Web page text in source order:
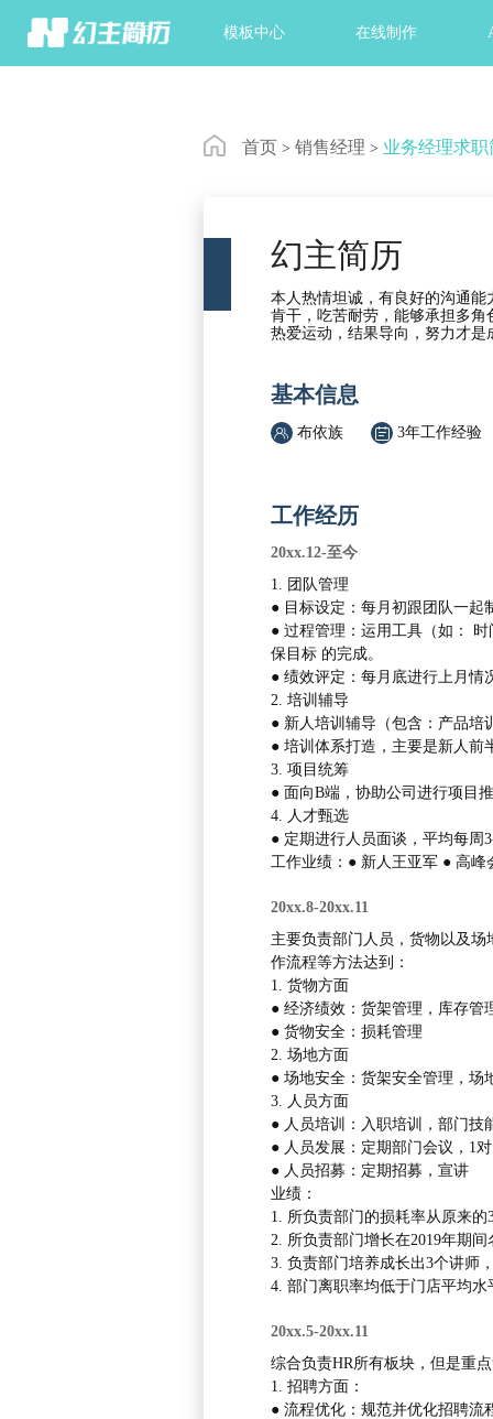
首页 模板中心 在线制作
首页 > 销售经理 > 业务经理求
幻主简历
本人热情坦诚，有良好的沟通
肯干，吃苦耐劳，能够承担多
热爱运动，结果导向，努力才是
基本信息
 布依族  3年工作经验
工作经历
20xx.12-至今
1. 团队管理
● 目标设定：每月初跟团队一起
● 过程管理：运用工具（如：
保目标 的完成。
● 绩效评定：每月底进行上月情
2. 培训辅导
● 新人培训辅导（包含：产品培
● 培训体系打造，主要是新人
3. 项目统筹
● 面向B端，协助公司进行项目
4. 人才甄选
● 定期进行人员面谈，平均每周
工作业绩：● 新人王亚军 ● 高
20xx.8-20xx.11
主要负责部门人员，货物以及
作流程等方法达到：
1. 货物方面
● 经济绩效：货架管理，库存管
● 货物安全：损耗管理
2. 场地方面
● 场地安全：货架安全管理，场
3. 人员方面
● 人员培训：入职培训，部门技
● 人员发展：定期部门会议，1
● 人员招募：定期招募，宣讲
业绩：
1. 所负责部门的损耗率从原来
2. 所负责部门增长在2019年期
3. 负责部门培养成长出3个讲师
4. 部门离职率均低于门店平均
20xx.5-20xx.11
综合负责HR所有板块，但是重
1. 招聘方面：
● 流程优化：规范并优化招聘流